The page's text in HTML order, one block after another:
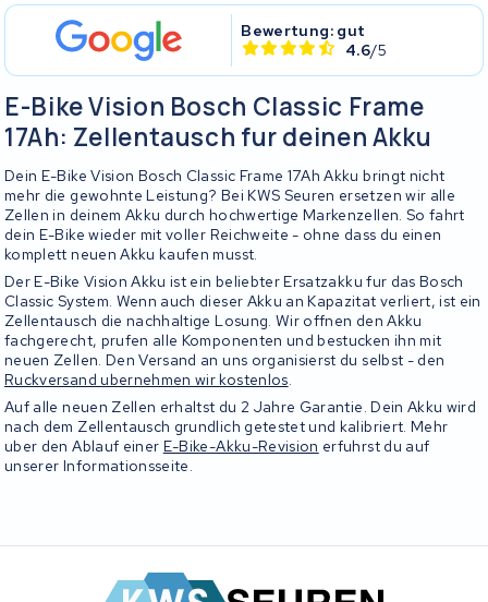
Bewertung: gut
4.6/5
E-Bike Vision Bosch Classic Frame
17Ah: Zellentausch fur deinen Akku
Dein E-Bike Vision Bosch Classic Frame 17Ah Akku bringt nicht
mehr die gewohnte Leistung? Bei KWS Seuren ersetzen wir alle
Zellen in deinem Akku durch hochwertige Markenzellen. So fahrt
dein E-Bike wieder mit voller Reichweite - ohne dass du einen
komplett neuen Akku kaufen musst.
Der E-Bike Vision Akku ist ein beliebter Ersatzakku fur das Bosch
Classic System. Wenn auch dieser Akku an Kapazitat verliert, ist ein
Zellentausch die nachhaltige Losung. Wir offnen den Akku
fachgerecht, prufen alle Komponenten und bestucken ihn mit
neuen Zellen. Den Versand an uns organisierst du selbst - den
Ruckversand ubernehmen wir kostenlos.
Auf alle neuen Zellen erhaltst du 2 Jahre Garantie. Dein Akku wird
nach dem Zellentausch grundlich getestet und kalibriert. Mehr
uber den Ablauf einer E-Bike-Akku-Revision erfuhrst du auf
unserer Informationsseite.